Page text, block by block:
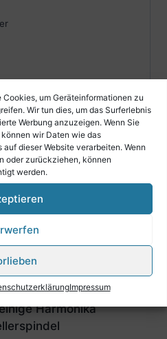
um Geräteinformationen zu
Wir tun dies, um das Surferlebnis
Werbung anzuzeigen. Wenn Sie
wir Daten wie das
dieser Website verarbeiten. Wenn
oder zurückziehen, können
werden.
Impressum
für alle Marken, bereits
Harmonika